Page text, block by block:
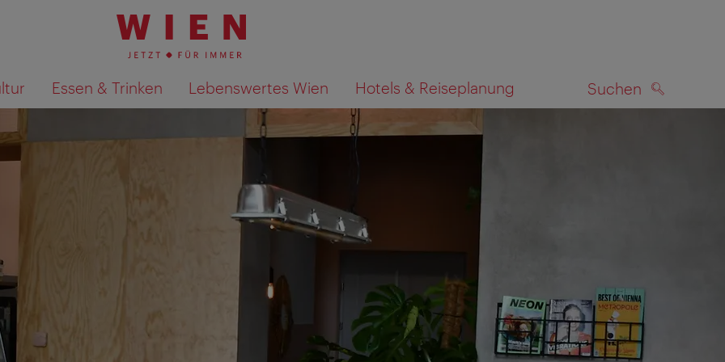
Essen & Trinken Lebenswertes Wien Hotels & Reiseplanung Suchen
Suchergebnisse auf Karte anzeigen SUCHEN